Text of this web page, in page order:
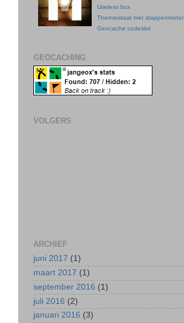
Useless box
Thermostaat met stappenmotor
Geocache codeslot
GEOCACHING
VOLGERS
ARCHIEF
juni 2017 (1)
maart 2017 (1)
september 2016 (1)
juli 2016 (2)
januari 2016 (3)